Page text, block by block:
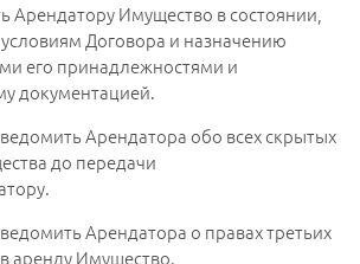
Арендатору Имущество в состоянии,
Договора и назначению
его принадлежностями и
документацией.
Арендатора обо всех скрытых
до передачи
Арендатора о правах третьих
аренду Имущество.